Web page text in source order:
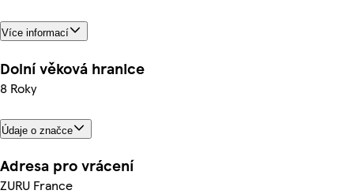
Více informací
Dolní věková hranice
8 Roky
Údaje o značce
Adresa pro vrácení
ZURU France